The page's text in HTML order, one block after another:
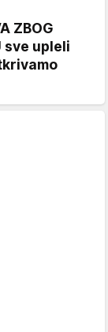
ZBOG
sve upleli